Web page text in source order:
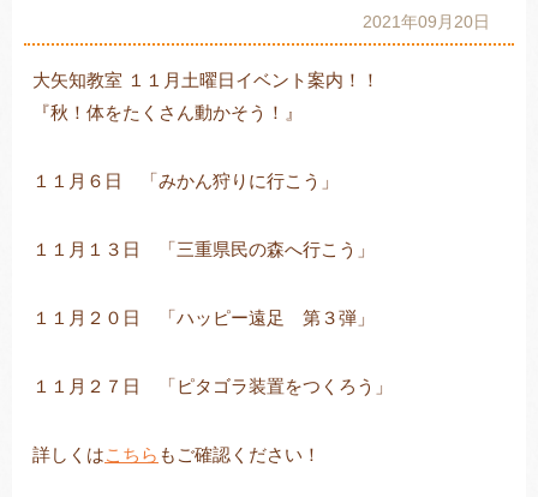
トレキング DIDIM
2021年09月20日
大矢知教室 １１月土曜日イベント案内！！
『秋！体をたくさん動かそう！』
１１月６日 「みかん狩りに行こう」
１１月１３日 「三重県民の森へ行こう」
１１月２０日 「ハッピー遠足 第３弾」
１１月２７日 「ピタゴラ装置をつくろう」
詳しくはこちら もご確認ください！